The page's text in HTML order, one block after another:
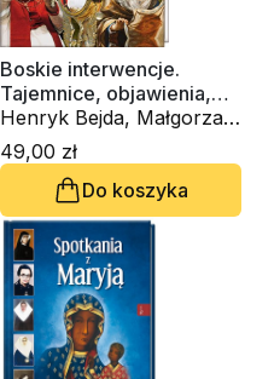
Boskie interwencje.
Tajemnice, objawienia,
niewytłumaczalne cuda
Henryk Bejda, Małgorzata
Pabis
49,00 zł
Do koszyka